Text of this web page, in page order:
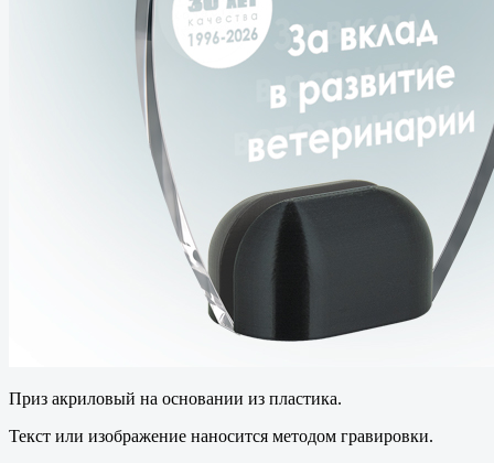
Приз акриловый на основании из пластика.
Текст или изображение наносится методом гравировки.